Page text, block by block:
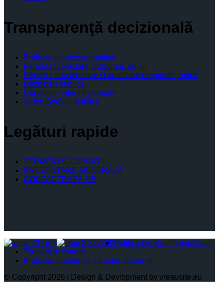
Transparenţă decizională
Proiecte de acte normative
Formular colectare propuneri, opinii
Registru consemnare si analizare propuneri, opinii
Dezbateri publice
Consultari interministeriale
Video Şedinţe publice
Legături rapide
TERMENI ŞI CONDIŢII
PREZENTARE GENERALĂ
CONTACTEAZĂ-NE
Politica De Confidențialitate
Termeni și condiții
Protectia datelor cu caracter personal
© Copyright 2026 | Design & Devlopment by vreausite.eu